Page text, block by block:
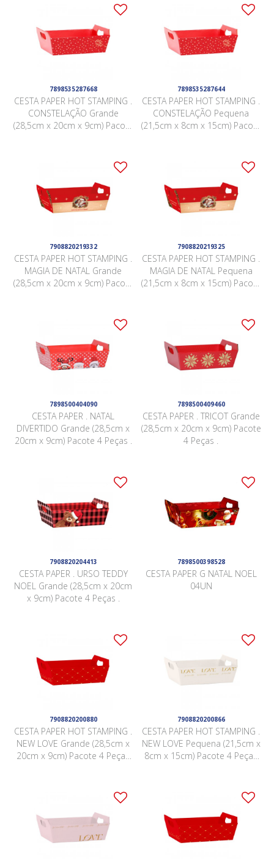
7898535287668
CESTA PAPER HOT STAMPING .
CONSTELAÇÃO Grande
(28,5cm x 20cm x 9cm) Pacote
7898535287644
CESTA PAPER HOT STAMPING .
CONSTELAÇÃO Pequena
(21,5cm x 8cm x 15cm) Pacote
7908820219332
CESTA PAPER HOT STAMPING .
MAGIA DE NATAL Grande
(28,5cm x 20cm x 9cm) Pacote
7908820219325
CESTA PAPER HOT STAMPING .
MAGIA DE NATAL Pequena
(21,5cm x 8cm x 15cm) Pacote
7898500404090
CESTA PAPER . NATAL
DIVERTIDO Grande (28,5cm x
20cm x 9cm) Pacote 4 Peças .
7898500409460
CESTA PAPER . TRICOT Grande
(28,5cm x 20cm x 9cm) Pacote
4 Peças .
7908820204413
CESTA PAPER . URSO TEDDY
NOEL Grande (28,5cm x 20cm
x 9cm) Pacote 4 Peças .
7898500398528
CESTA PAPER G NATAL NOEL
04UN
7908820200880
CESTA PAPER HOT STAMPING .
NEW LOVE Grande (28,5cm x
20cm x 9cm) Pacote 4 Peças
7908820200866
CESTA PAPER HOT STAMPING .
NEW LOVE Pequena (21,5cm x
8cm x 15cm) Pacote 4 Peças